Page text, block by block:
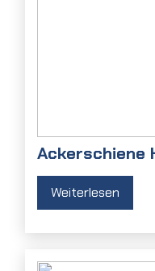
Ackerschiene
Weiterlesen